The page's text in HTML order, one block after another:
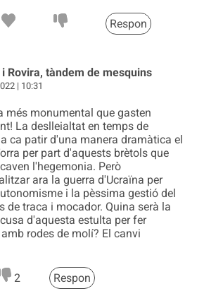
Respon
Rovira, tàndem de mesquins
| 10:31
més monumental que gasten
La deslleialtat en temps de
ca patir d'una manera dramàtica el
per part d'aquests brètols que
l'hegemonia. Però
ara la guerra d'Ucraïna per
i la pèssima gestió del
de traca i mocador. Quina serà la
d'aquesta estulta per fer
rodes de molí? El canvi
2 Respon